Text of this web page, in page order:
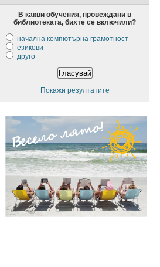
В какви обучения, провеждани в
библиотеката, бихте се включили?
начална компютърна грамотност
езикови
друго
Покажи резултатите